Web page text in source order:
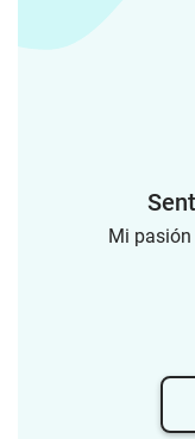
Mi pasión